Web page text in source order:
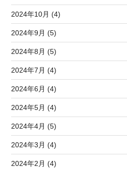
2024年10月 (4)
2024年9月 (5)
2024年8月 (5)
2024年7月 (4)
2024年6月 (4)
2024年5月 (4)
2024年4月 (5)
2024年3月 (4)
2024年2月 (4)